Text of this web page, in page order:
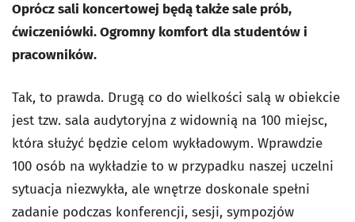
Oprócz sali koncertowej będą także sale prób,
ćwiczeniówki. Ogromny komfort dla studentów i
pracowników.
Tak, to prawda. Drugą co do wielkości salą w obiekcie
jest tzw. sala audytoryjna z widownią na 100 miejsc,
która służyć będzie celom wykładowym. Wprawdzie
100 osób na wykładzie to w przypadku naszej uczelni
sytuacja niezwykła, ale wnętrze doskonale spełni
zadanie podczas konferencji, sesji, sympozjów